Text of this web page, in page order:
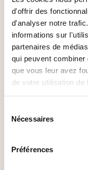
d'offrir des
d'analyser notre
informations sur
partenaires de
qui peuvent
que vous leur avez
de votre utilisation de
Nécessaires
Préférences
PARTIE 7:
Justification des
Classification des
Contrôles sur la
Autres contrôles.
PARTIE 8:
INFORMATIONS À
Problème de la
financiers (IFRS 7).